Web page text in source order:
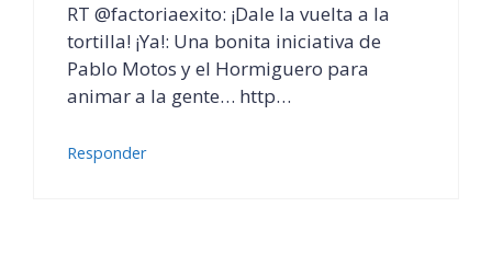
RT @factoriaexito: ¡Dale la vuelta a la
tortilla! ¡Ya!: Una bonita iniciativa de
Pablo Motos y el Hormiguero para
animar a la gente… http…
Responder